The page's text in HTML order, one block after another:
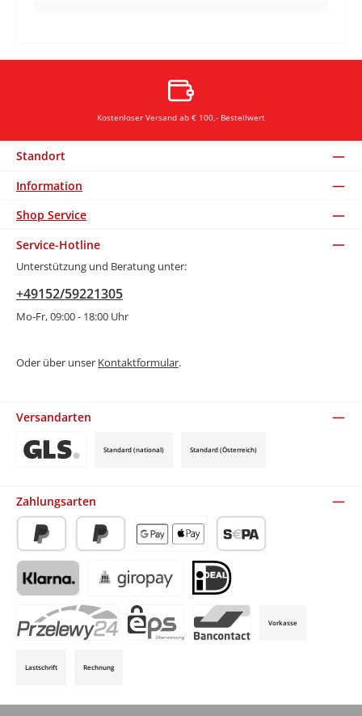
Kostenloser Versand ab € 100,- Bestellwert
Standort
Information
Shop Service
Service-Hotline
Unterstützung und Beratung unter:
+49152/59221305
Mo-Fr, 09:00 - 18:00 Uhr
Oder über unser Kontaktformular.
Versandarten
Standard (national) Standard (Österreich)
Zahlungsarten
PayPal Später BezahlenApple Pay / Google Pay (via Stripe)
SEPA-Lastschrift (via Stripe)
Klarna (via Stripe)Giropay (via Stripe) iDeal (via Stripe)
Vorkasse
Lastschrift Rechnung